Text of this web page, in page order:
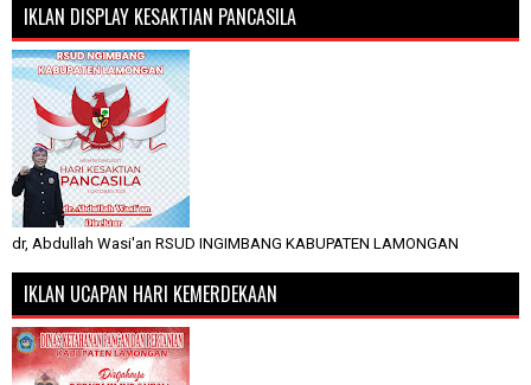
IKLAN DISPLAY KESAKTIAN PANCASILA
dr, Abdullah Wasi'an RSUD INGIMBANG KABUPATEN LAMONGAN
IKLAN UCAPAN HARI KEMERDEKAAN